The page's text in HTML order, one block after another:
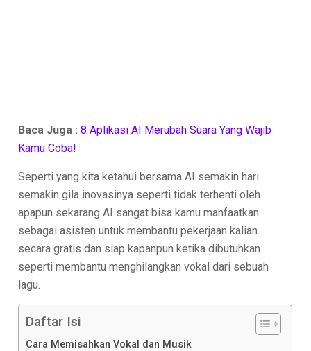
Baca Juga :8 Aplikasi AI Merubah Suara Yang Wajib
Kamu Coba!
Seperti yang kita ketahui bersama AI semakin hari
semakin gila inovasinya seperti tidak terhenti oleh
apapun sekarang AI sangat bisa kamu manfaatkan
sebagai asisten untuk membantu pekerjaan kalian
secara gratis dan siap kapanpun ketika dibutuhkan
seperti membantu menghilangkan vokal dari sebuah
lagu.
Daftar Isi
Cara Memisahkan Vokal dan Musik